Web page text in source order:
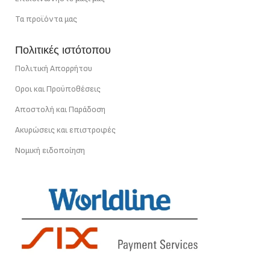
Τα προϊόντα μας
Πολιτικές ιστότοπου
Πολιτική Απορρήτου
Οροι και Προϋποθέσεις
Αποστολή και Παράδοση
Ακυρώσεις και επιστροφές
Νομική ειδοποίηση